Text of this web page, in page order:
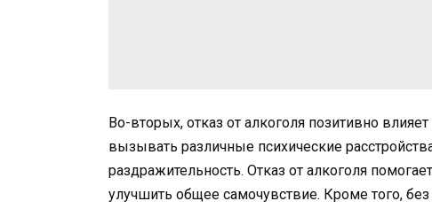
Во-вторых, отказ от алкоголя позитивно
вызывать различные психические
раздражительность. Отказ от алкоголя
улучшить общее самочувствие. Кроме того,